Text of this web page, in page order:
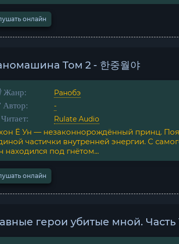
онлайн
Том 2 - 한중월야
Жанр: Ранобэ
Автор: -
Читает: Rulate Audio
Ё Ун — незаконнорождённый принц.
частички внутренней энергии. С
находился под гнётом...
онлайн
герои убитые мной. Часть